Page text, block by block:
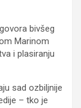
bivšeg
Marinom
i plasiranju
sad ozbiljnije
– tko je